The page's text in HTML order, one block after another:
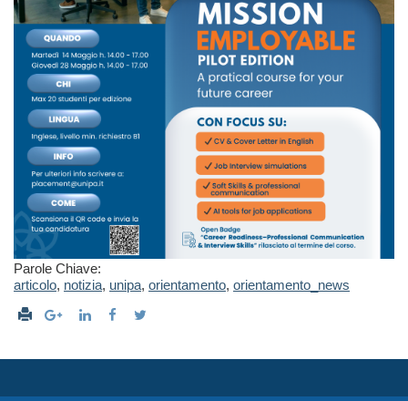
Parole Chiave:
articolo, notizia, unipa, orientamento, orientamento_news